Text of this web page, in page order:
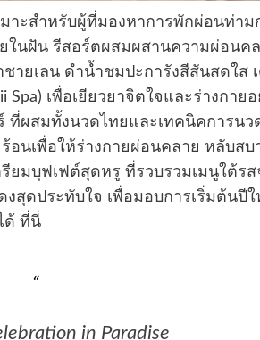
มาะสำหรับผู้ที่มองหาการพักผ่อนท่า
ในฝัน รีสอร์ตผสมผสานความผ่อนค
ายเลน ดำน้ำชมปะการังสีสันสดใส
เพื่อเยียวยาจิตใจและร่างกาย
ที่ผสมทั้งนวดไทยและเทคนิคการนว
อนเพื่อให้ร่างกายผ่อนคลาย หลับส
ยมบุฟเฟต์สุดหรู ที่รวบรวมเมนูใต้
สุดประทับใจ เพื่อมอบการเริ่มต้นปี
ด้ ที่นี่
in Paradise